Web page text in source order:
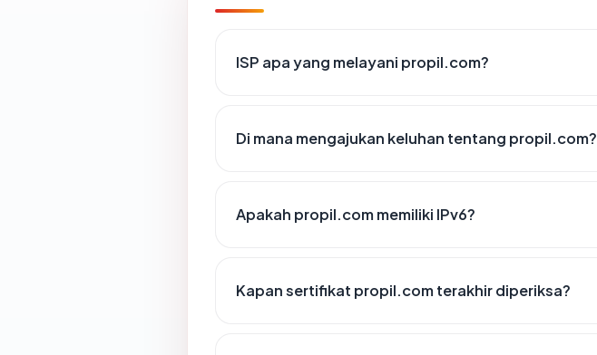
ISP apa yang melayani propil.com?
Di mana mengajukan keluhan tentang propil.com?
Apakah propil.com memiliki IPv6?
Kapan sertifikat propil.com terakhir diperiksa?